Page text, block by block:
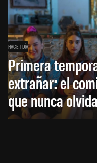
HACE 1 DÍA
Primera
extrañar: el
que nunca